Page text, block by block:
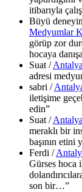
itibarıyla
Büyü
Medyumlar
görüp zor
hocaya
Suat /
adresi
sabri /
iletişime
edin”
Suat /
meraklı bir
başının
Ferdi /
Gürses hoca
son bir…”